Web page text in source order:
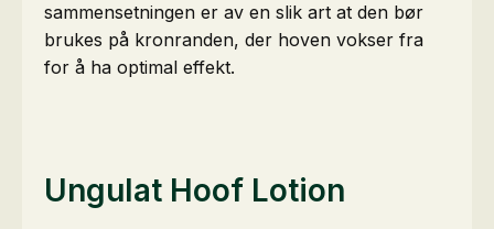
sammensetningen er av en slik art at den bør
brukes på kronranden, der hoven vokser fra
for å ha optimal effekt.
Ungulat Hoof Lotion